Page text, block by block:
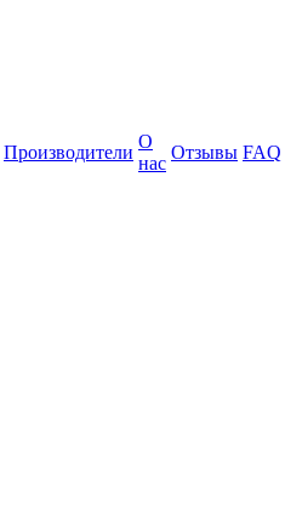
Производители
О
нас
Отзывы FAQ